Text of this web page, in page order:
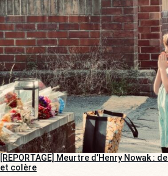
[REPORTAGE] Meurtre d’Henry Nowak :
et colère